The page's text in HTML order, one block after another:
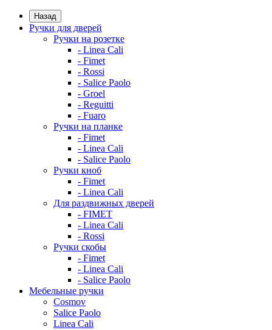
Назад
Ручки для дверей
Ручки на розетке
- Linea Cali
- Fimet
- Rossi
- Salice Paolo
- Groel
- Reguitti
- Fuaro
Ручки на планке
- Fimet
- Linea Cali
- Salice Paolo
Ручки кноб
- Fimet
- Linea Cali
Для раздвижных дверей
- FIMET
- Linea Cali
- Rossi
Ручки скобы
- Fimet
- Linea Cali
- Salice Paolo
Мебельные ручки
Cosmov
Salice Paolo
Linea Cali